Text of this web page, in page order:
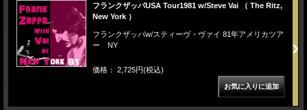
フランクザッパUSA Tour1981 w/Steve Vai （ The Ritz,
New York ）
フランクザッパw/スティーヴ・ヴァイ 81年アメリカツア
ー NY
価格： 2,725円(税込)